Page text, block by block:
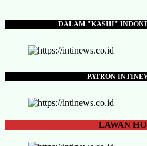
DALAM "KASIH"
PATRON
LAWAN